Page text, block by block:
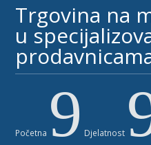
Trgovina na
u
Početna 9 Djelatnost